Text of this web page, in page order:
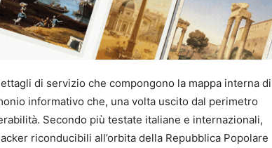
di servizio che compongono la mappa interna di
informativo che, una volta uscito dal perimetro
Secondo più testate italiane e internazionali,
riconducibili all’orbita della Repubblica Popolare